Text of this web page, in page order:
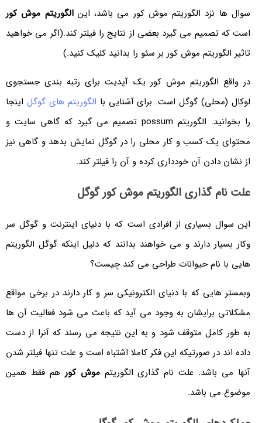
سوال ها نزد الگوریتم موش کور می باشد، این الگوریتم موش کور
است که تصمیم می گیرد بعضی از نتایج را فیلتر کند.(اگر می خواهید
تاثیر الگوریتم موش کور بر سئو را بدانید کلیک کنید.)
در واقع الگوریتم موش کور یک آپدیت برای رتبه بندی جستجوی
لوکال (محلی) گوگل است. برای آشنایی با الگوریتم های گوگلاینجا
را بخوانید. الگوریتم possum تصمیم می گیرد که گاهی سایت و
محتوای یک کسب و کار محلی را در گوگل نمایش بدهد و گاهی نیز
از نشان دادن آن خودداری کرده و آن را فیلتر کند.
علت نام گذاری الگوریتم موش کور گوگل
این سوال بسیاری از افرادی است که با دنیای اینترنت و گوگل سر
وکار بسیار دارند و می خواهند بدانند که دلیل اینکه گوگل الگوریتم
هایی با نام حیوانات طراحی می کند چیست؟
وبمستر هایی که با دنیای الکترونیکی سر و کار دارند در برخی مواقع
مشکلاتی برایشان به وجود می آید که باعث می شود فعالیت آن ها
به طور کامل متوقف شود و به این نتیجه می رسند که آنرا از دست
داده اند در صورتیکه این فکر کاملا اشتباه است و علت تنها فیلتر شدن
آنها می باشد. علت نام گذاری الگوریتم موش کورهم فقط همین
موضوع می باشد.